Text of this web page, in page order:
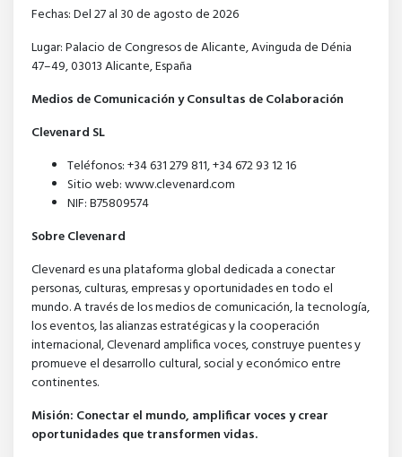
Fechas: Del 27 al 30 de agosto de 2026
Lugar: Palacio de Congresos de Alicante, Avinguda de Dénia
47–49, 03013 Alicante, España
Medios de Comunicación y Consultas de Colaboración
Clevenard SL
Teléfonos: +34 631 279 811, +34 672 93 12 16
Sitio web: www.clevenard.com
NIF: B75809574
Sobre Clevenard
Clevenard es una plataforma global dedicada a conectar
personas, culturas, empresas y oportunidades en todo el
mundo. A través de los medios de comunicación, la tecnología,
los eventos, las alianzas estratégicas y la cooperación
internacional, Clevenard amplifica voces, construye puentes y
promueve el desarrollo cultural, social y económico entre
continentes.
Misión: Conectar el mundo, amplificar voces y crear
oportunidades que transformen vidas.